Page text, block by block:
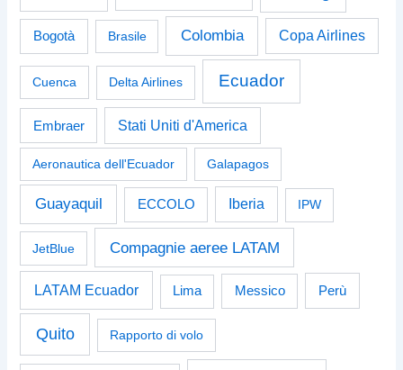
Bogotà Brasile Colombia Copa Airlines
Cuenca Delta Airlines Ecuador
Embraer Stati Uniti d'America
Aeronautica dell'Ecuador Galapagos
Guayaquil ECCOLO Iberia IPW
JetBlue Compagnie aeree LATAM
LATAM Ecuador Lima Messico Perù
Quito Rapporto di volo